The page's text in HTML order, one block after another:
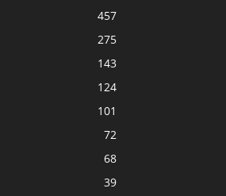
457
275
143
124
101
72
68
39